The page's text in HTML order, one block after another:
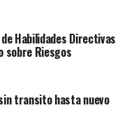
con la radiodifusión
Alexander Simon
Habilidades Directivas
sobre Riesgos
transito hasta nuevo